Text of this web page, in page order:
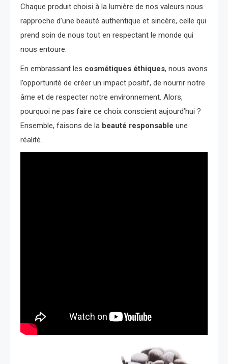
Chaque produit choisi à la lumière de nos valeurs nous
rapproche d’une beauté authentique et sincère, celle qui
prend soin de nous tout en respectant le monde qui
nous entoure.
En embrassant les cosmétiques éthiques, nous avons
l’opportunité de créer un impact positif, de nourrir notre
âme et de respecter notre environnement. Alors,
pourquoi ne pas faire ce choix conscient aujourd’hui ?
Ensemble, faisons de la beauté responsable une
réalité.